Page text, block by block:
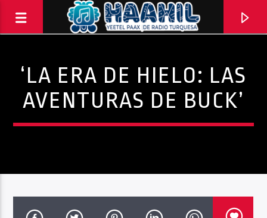
‘LA ERA DE HIELO: LAS
AVENTURAS DE BUCK’